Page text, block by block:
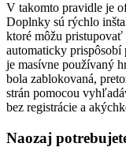
V takomto pravidle je
Doplnky sú rýchlo
ktoré môžu pristupovať
automaticky prispôsobí
je masívne používaný
bola zablokovaná,
strán pomocou
bez registrácie a
Naozaj